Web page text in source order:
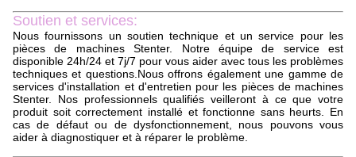
Soutien et services:
Nous fournissons un soutien technique et un service pour les
pièces de machines Stenter. Notre équipe de service est
disponible 24h/24 et 7j/7 pour vous aider avec tous les problèmes
techniques et questions.Nous offrons également une gamme de
services d'installation et d'entretien pour les pièces de machines
Stenter. Nos professionnels qualifiés veilleront à ce que votre
produit soit correctement installé et fonctionne sans heurts. En
cas de défaut ou de dysfonctionnement, nous pouvons vous
aider à diagnostiquer et à réparer le problème.